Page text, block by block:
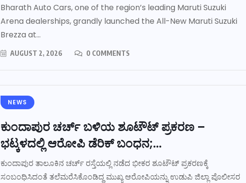
Bharath Auto Cars, one of the region’s leading Maruti Suzuki
Arena dealerships, grandly launched the All-New Maruti Suzuki
Brezza at...
AUGUST 2, 2026 0 COMMENTS
NEWS
ಕುಂದಾಪುರ ಚರ್ಚ್ ಬಳಿಯ ಶೂಟೌಟ್ ಪ್ರಕರಣ –
ಭಟ್ಕಳದಲ್ಲಿ ಆರೋಪಿ ಡೆರಿಕ್ ಬಂಧನ;...
ಕುಂದಾಪುರ ತಾಲೂಕಿನ ಚರ್ಚ್ ರಸ್ತೆಯಲ್ಲಿ ನಡೆದ ಭೀಕರ ಶೂಟೌಟ್ ಪ್ರಕರಣಕ್ಕೆ
ಸಂಬಂಧಿಸಿದಂತೆ ತಲೆಮರೆಸಿಕೊಂಡಿದ್ದ ಮುಖ್ಯ ಆರೋಪಿಯನ್ನು ಉಡುಪಿ ಜಿಲ್ಲಾ ಪೊಲೀಸರ